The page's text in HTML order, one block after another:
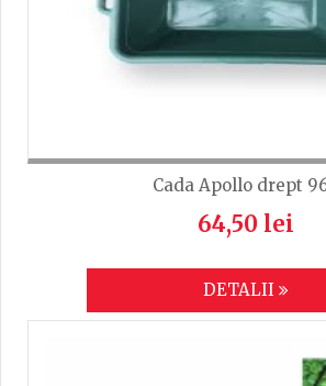
Cada Apollo drept
64,50 lei
DETALII